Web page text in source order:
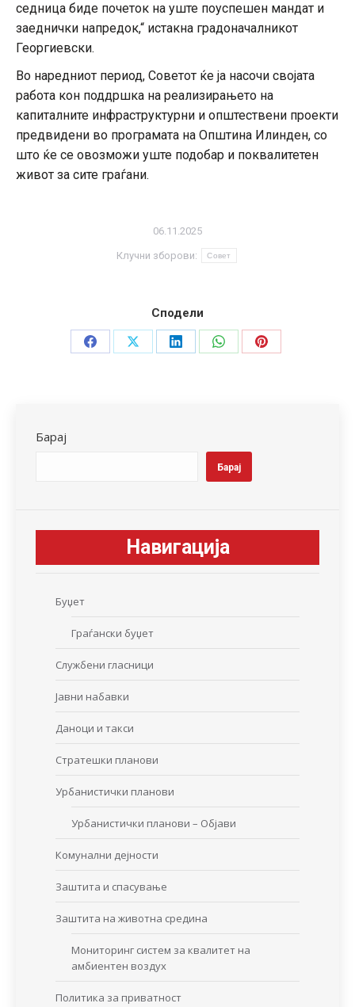
седница биде почеток на уште поуспешен мандат и
заеднички напредок,“ истакна градоначалникот
Георгиевски.
Во наредниот период, Советот ќе ја насочи својата
работа кон поддршка на реализирањето на
капиталните инфраструктурни и општествени проекти
предвидени во програмата на Општина Илинден, со
што ќе се овозможи уште подобар и поквалитетен
живот за сите граѓани.
06.11.2025
Клучни зборови: Совет
Сподели
Share
Share
Share
Share
Share
Барај
Барај
Навигација
Буџет
Граѓански буџет
Службени гласници
Јавни набавки
Даноци и такси
Стратешки планови
Урбанистички планови
Урбанистички планови – Објави
Комунални дејности
Заштита и спасување
Заштита на животна средина
Мониторинг систем за квалитет на
амбиентен воздух
Политика за приватност